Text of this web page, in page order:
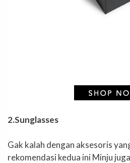
2.Sunglasses
Gak kalah dengan aksesoris
rekomendasi kedua ini Minju